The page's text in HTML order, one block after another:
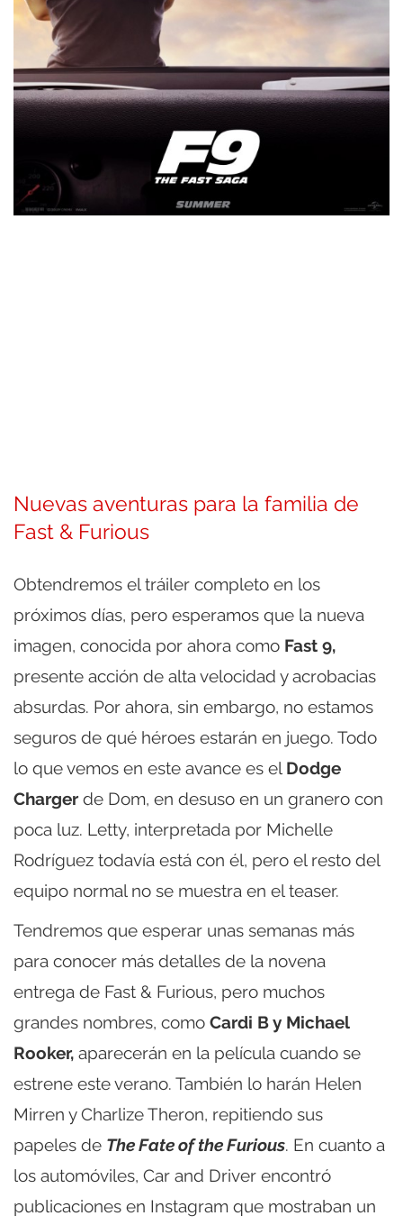
Nuevas aventuras para la familia de
Fast & Furious
Obtendremos el tráiler completo en los
próximos días, pero esperamos que la nueva
imagen, conocida por ahora como Fast 9,
presente acción de alta velocidad y acrobacias
absurdas. Por ahora, sin embargo, no estamos
seguros de qué héroes estarán en juego. Todo
lo que vemos en este avance es el Dodge
Charger de Dom, en desuso en un granero con
poca luz. Letty, interpretada por Michelle
Rodríguez todavía está con él, pero el resto del
equipo normal no se muestra en el teaser.
Tendremos que esperar unas semanas más
para conocer más detalles de la novena
entrega de Fast & Furious, pero muchos
grandes nombres, como Cardi B y Michael
Rooker, aparecerán en la película cuando se
estrene este verano. También lo harán Helen
Mirren y Charlize Theron, repitiendo sus
papeles de The Fate of the Furious. En cuanto a
los automóviles, Car and Driver encontró
publicaciones en Instagram que mostraban un